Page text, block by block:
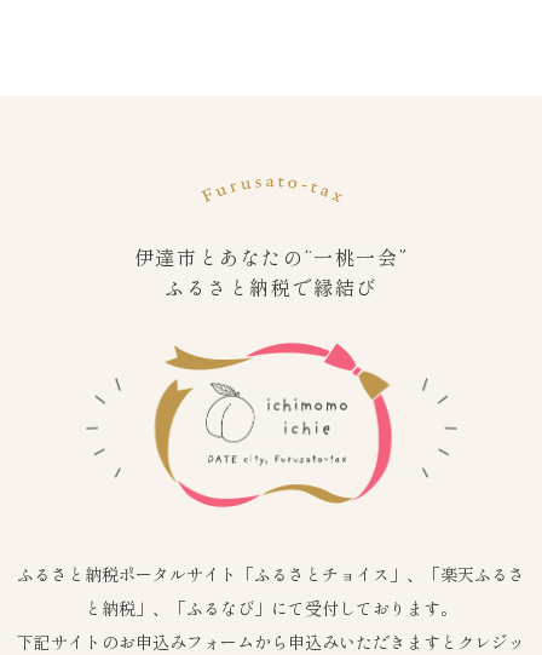
伊達市とあなたの“一桃一会”
ふるさと納税で縁結び
ふるさと納税ポータルサイト「ふるさとチョイス」、「楽天ふるさ
と納税」、「ふるなび」にて受付しております。
下記サイトのお申込みフォームから申込みいただきますとクレジッ